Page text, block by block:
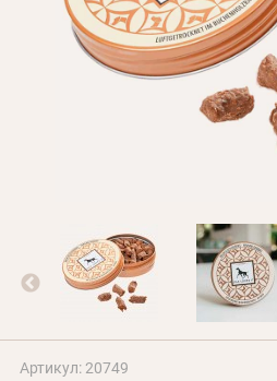
Програма
Про Нас
Оптовим
Артикул: 20749